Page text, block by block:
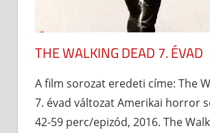
THE WALKING DEAD 7. ÉVAD
A film sorozat eredeti címe: The
7. évad változat Amerikai horror
42-59 perc/epizód, 2016. The